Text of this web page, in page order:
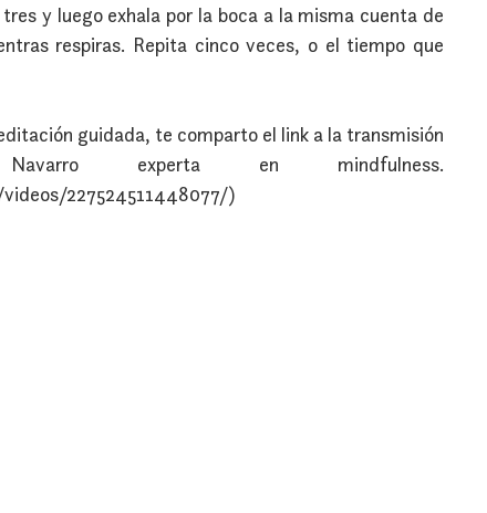
y luego exhala por la boca a la misma cuenta de
respiras. Repita cinco veces, o el tiempo que
guidada, te comparto el link a la transmisión
experta en mindfulness.
227524511448077/)